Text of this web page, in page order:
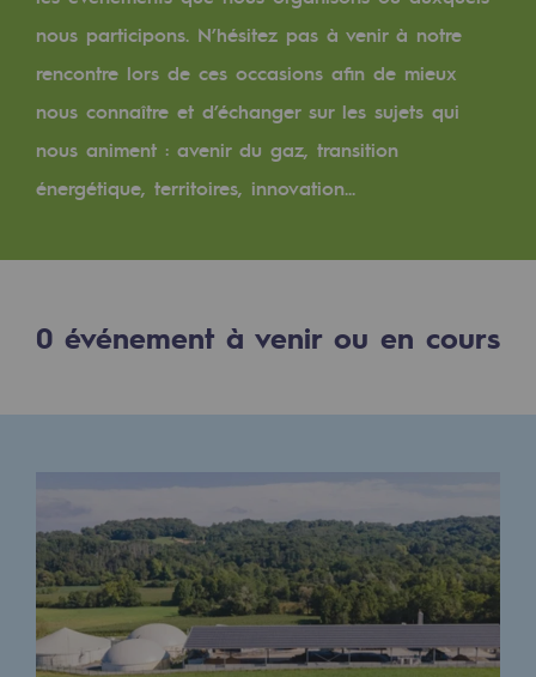
Transversalité et Collaboratif
Notre culture et nos valeurs
Une organisation certifiée
Notre organisation
Indicateurs
Les énergies d'avenir
Les énergies d'avenir
Notre vision
Gaz renouvelables et procédés durables
nous participons. N’hésitez pas à venir à notre
rencontre lors de ces occasions afin de mieux
nous connaître et d’échanger sur les sujets qui
nous animent : avenir du gaz, transition
énergétique, territoires, innovation...
0 événement à venir ou en cours